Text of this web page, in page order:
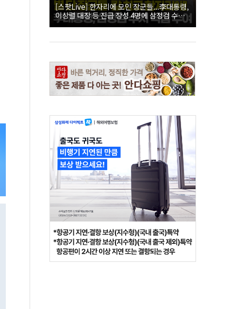
[스팟Live] 한자리에 모인 장군들...李대통령,
이상렬 대장 등 진급 장성 4명에 삼정검 수치
직접 수여｜26.08.07 장성 진급·삼정검 수치